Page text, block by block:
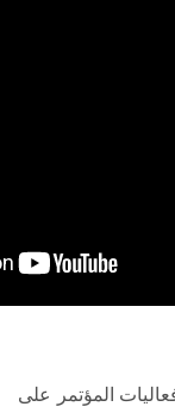
المؤتمر على